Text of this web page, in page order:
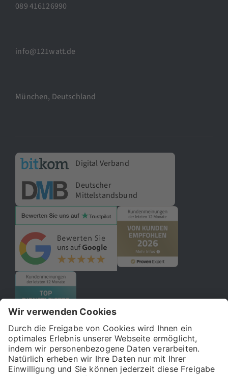
089 416126990
info@121watt.de
München, Deutschland
Digital Verband
Deutscher
Mittelstandsbund